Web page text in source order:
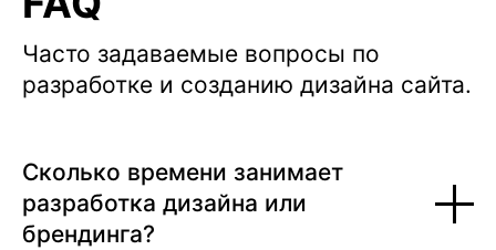
Часто задаваемые вопросы по
разработке и созданию дизайна сайта.
Сколько времени занимает
разработка дизайна или
брендинга?